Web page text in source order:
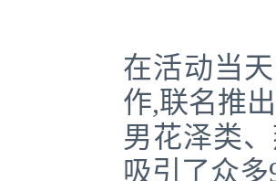
在活动当
作,联名推
男花泽类
吸引了众